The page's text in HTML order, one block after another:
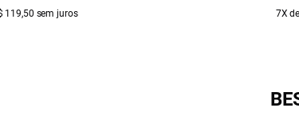
119,50 sem juros 7X